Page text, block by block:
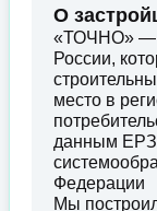
О
«ТОЧНО» —
России,
место в
данным
Федерации
Мы